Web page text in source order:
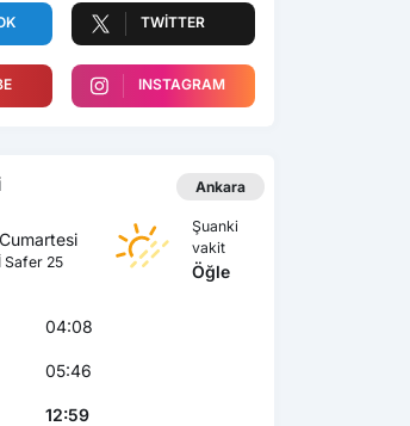
TWITTER
INSTAGRAM
Ankara
Cumartesi
Safer 25
Şuanki
vakit
Öğle
04:08
05:46
12:59